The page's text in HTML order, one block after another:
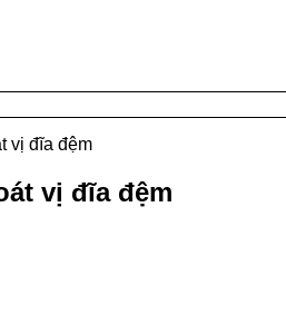
vị đĩa đệm
vị đĩa đệm